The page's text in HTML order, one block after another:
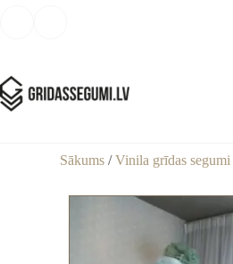
Sākums /Vinila grīdas segumi